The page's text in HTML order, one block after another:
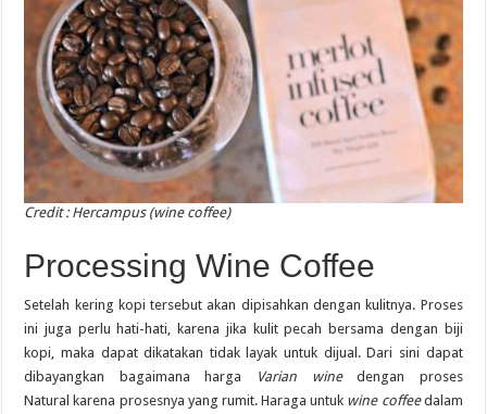
Credit : Hercampus (wine coffee)
Processing Wine Coffee
Setelah kering kopi tersebut akan dipisahkan dengan kulitnya. Proses
ini juga perlu hati-hati, karena jika kulit pecah bersama dengan biji
kopi, maka dapat dikatakan tidak layak untuk dijual. Dari sini dapat
dibayangkan bagaimana harga
Varian winedengan proses
Natural karena prosesnya yang rumit. Haraga untuk wine coffeedalam